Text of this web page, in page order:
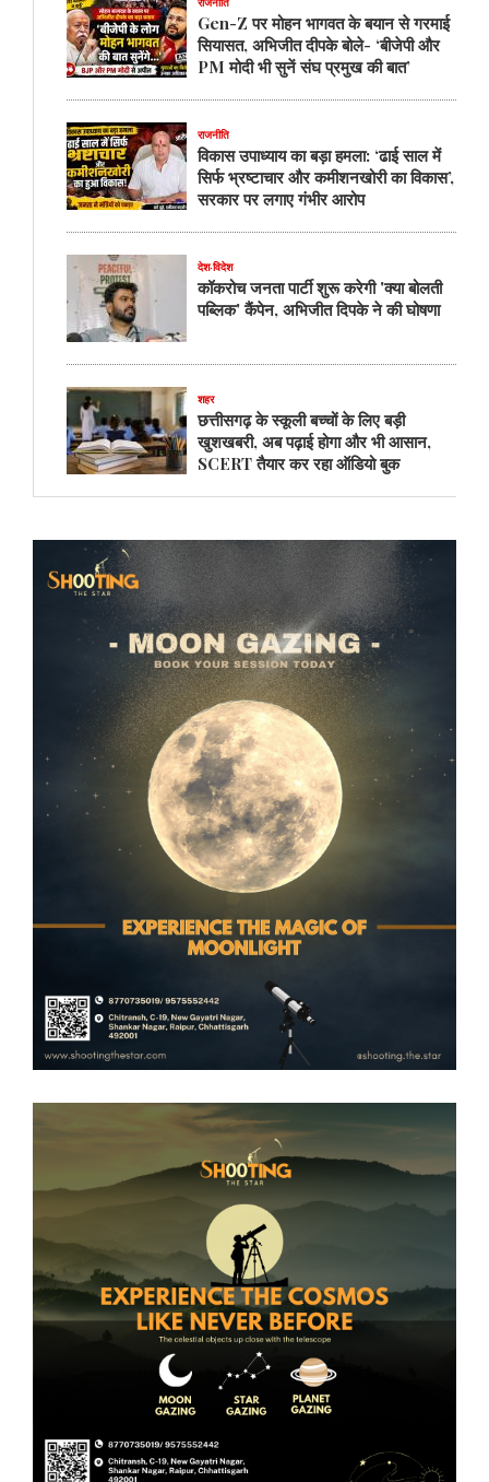
राजनीति
Gen-Z पर मोहन भागवत के बयान से गरमाई
सियासत, अभिजीत दीपके बोले- ‘बीजेपी और
PM मोदी भी सुनें संघ प्रमुख की बात’
राजनीति
विकास उपाध्याय का बड़ा हमला: ‘ढाई साल में
सिर्फ भ्रष्टाचार और कमीशनखोरी का विकास’,
सरकार पर लगाए गंभीर आरोप
देश-विदेश
कॉकरोच जनता पार्टी शुरू करेगी 'क्या बोलती
पब्लिक' कैंपेन, अभिजीत दिपके ने की घोषणा
शहर
छत्तीसगढ़ के स्कूली बच्चों के लिए बड़ी
खुशखबरी, अब पढ़ाई होगा और भी आसान,
SCERT तैयार कर रहा ऑडियो बुक